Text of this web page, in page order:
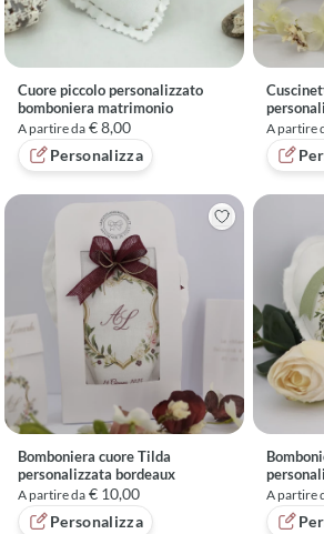
Cuore piccolo personalizzato
bomboniera matrimonio
A partire da € 8,00
Personalizza
A partire
Bomboniera cuore Tilda
personalizzata bordeaux
A partire da € 10,00
Personalizza
A partire